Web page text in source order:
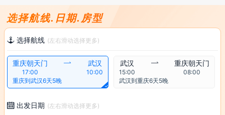
选择航线.日期.房型
 选择航线 (左右滑动选择更多)
重庆朝天门
17:00
 武汉
10:00
重庆到武汉6天5晚

武汉
15:00
 重庆朝天门
08:00
武汉到重庆6天5晚
 出发日期 (左右滑动选择更多)